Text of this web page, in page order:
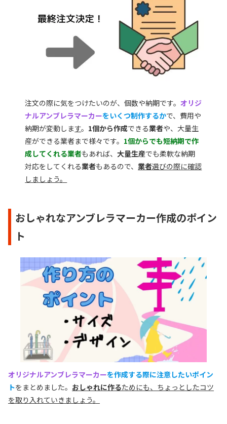
注文の際に気をつけたいのが、個数や納期です。オリジ
ナルアンブレラマーカーをいくつ制作するかで、費用や
納期が変動します。 1個から作成できる業者や、大量生
産ができる業者まで様々です。 1個からでも短納期で作
成してくれる業者もあれば、大量生産でも柔軟な納期
対応をしてくれる業者もあるので、業者選びの際に確認
しましょう。
おしゃれなアンブレラマーカー作成のポイン
ト
オリジナルアンブレラマーカーを作成する際に注意したいポイン
トをまとめました。 おしゃれに作るためにも、ちょっとしたコツ
を取り入れていきましょう。